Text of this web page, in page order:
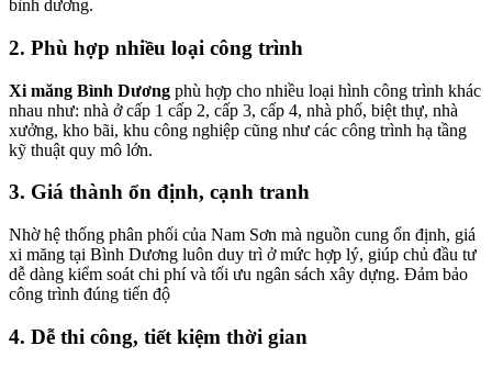
bình dương.
2. Phù hợp nhiều loại công trình
Xi măng Bình Dương phù hợp cho nhiều loại hình công trình khác
nhau như: nhà ở cấp 1 cấp 2, cấp 3, cấp 4, nhà phố, biệt thự, nhà
xưởng, kho bãi, khu công nghiệp cũng như các công trình hạ tầng
kỹ thuật quy mô lớn.
3. Giá thành ổn định, cạnh tranh
Nhờ hệ thống phân phối của Nam Sơn mà nguồn cung ổn định, giá
xi măng tại Bình Dương luôn duy trì ở mức hợp lý, giúp chủ đầu tư
dễ dàng kiểm soát chi phí và tối ưu ngân sách xây dựng. Đảm bảo
công trình đúng tiến độ
4. Dễ thi công, tiết kiệm thời gian